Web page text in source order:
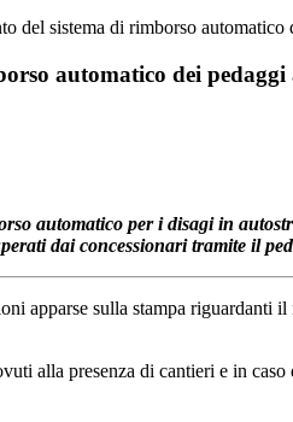
del sistema di rimborso automatico
automatico dei
automatico per i disagi in
dai concessionari tramite il
apparse sulla stampa
alla presenza di cantieri e in